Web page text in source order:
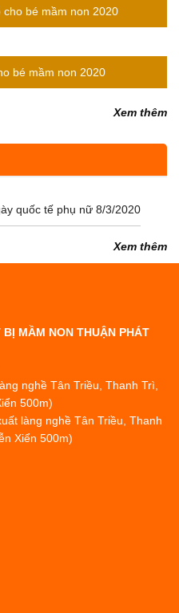
bé mầm non 2020
bé mầm non 2020
Xem thêm
quốc tế phụ nữ 8/3/2020
Xem thêm
MẦM NON THUẬN PHÁT
nghề Tân Triều, Thanh Trì,
500m)
làng nghề Tân Triều, Thanh
Xiển 500m)